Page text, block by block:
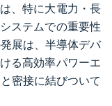
、特に大電力・長
ステムでの重要性
展は、半導体デバ
る高効率パワーエ
密接に結びついて